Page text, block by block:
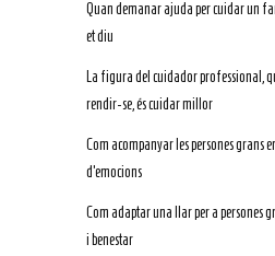
Quan demanar ajuda per cuidar un
et diu
La figura del cuidador professional,
rendir-se, és cuidar millor
Com acompanyar les persones grans
d’emocions
Com adaptar una llar per a persones
i benestar